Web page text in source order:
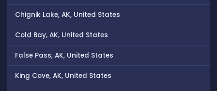
Chignik Lake, AK, United States
Cold Bay, AK, United States
False Pass, AK, United States
King Cove, AK, United States